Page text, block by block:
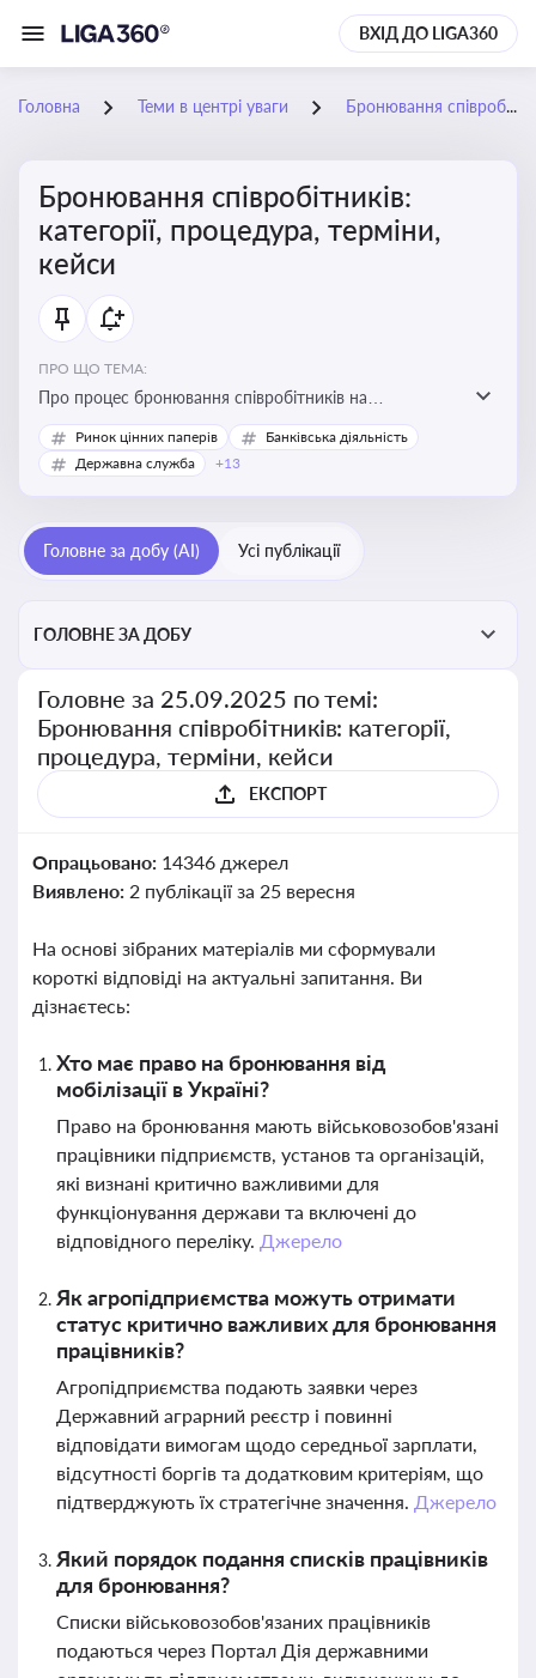
ВХІД ДО LIGA360
Головна Теми в центрі уваги Бронювання співробітників: категорії, процедура, терміни, кейси
Бронювання співробітників:
категорії, процедура, терміни,
кейси
ПРО ЩО ТЕМА:
Про процес бронювання співробітників на
підприємствах, який дозволяє забезпечити їх участь у
критично важливих для економіки країни сферах під
Ринок цінних паперів
Банківська діяльність
Державна служба
+13
Головне за добу (AI) Усі публікації
ГОЛОВНЕ ЗА ДОБУ
Головне за 25.09.2025 по темі:
Бронювання співробітників: категорії,
процедура, терміни, кейси
ЕКСПОРТ
Опрацьовано: 14346 джерел
Виявлено: 2 публікації за 25 вересня
На основі зібраних матеріалів ми сформували
короткі відповіді на актуальні запитання. Ви
дізнаєтесь:
Хто має право на бронювання від
мобілізації в Україні?
Право на бронювання мають військовозобов'язані
працівники підприємств, установ та організацій,
які визнані критично важливими для
функціонування держави та включені до
відповідного переліку. Джерело
Як агропідприємства можуть отримати
статус критично важливих для бронювання
працівників?
Агропідприємства подають заявки через
Державний аграрний реєстр і повинні
відповідати вимогам щодо середньої зарплати,
відсутності боргів та додатковим критеріям, що
підтверджують їх стратегічне значення. Джерело
Який порядок подання списків працівників
для бронювання?
Списки військовозобов'язаних працівників
подаються через Портал Дія державними